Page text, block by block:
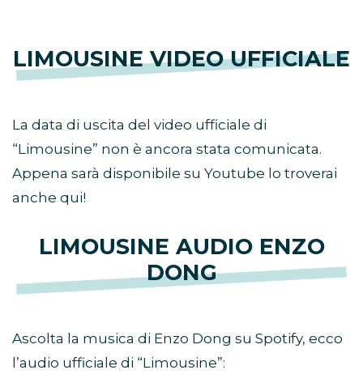
LIMOUSINE VIDEO UFFICIALE
La data di uscita del video ufficiale di
“Limousine” non è ancora stata comunicata.
Appena sarà disponibile su Youtube lo troverai
anche qui!
LIMOUSINE AUDIO ENZO
DONG
Ascolta la musica di Enzo Dong su Spotify, ecco
l’audio ufficiale di “Limousine”: